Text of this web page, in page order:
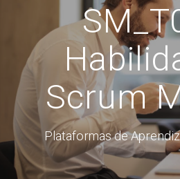
Scrum
Plataformas de